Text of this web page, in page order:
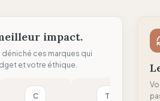
impact.
déniché ces marques qui
et votre éthique.
C T